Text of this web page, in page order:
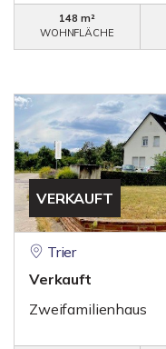
148 m²
WOHNFLÄCHE
VERKAUFT
Trier
Verkauft
Zweifamilienhaus